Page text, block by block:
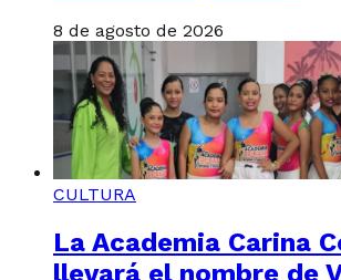
8 de agosto de 2026
CULTURA
La Academia Carina
llevará el nombre de